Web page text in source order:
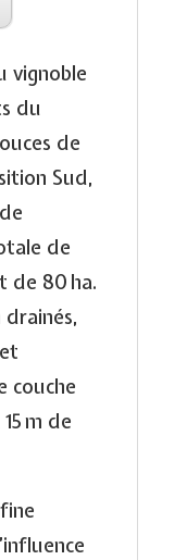
vignoble
du
de
Sud,
de
de 80 ha.
drainés,
couche
m de